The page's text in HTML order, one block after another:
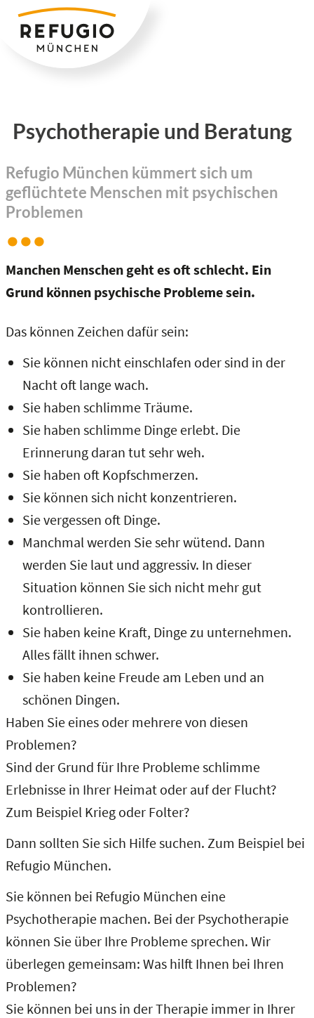
Zum
Inhalt
springen
Psychotherapie und Beratung
Refugio München kümmert sich um
geflüchtete Menschen mit psychischen
Problemen
Manchen Menschen geht es oft schlecht. Ein
Grund können psychische Probleme sein.
Das können Zeichen dafür sein:
Sie können nicht einschlafen oder sind in der
Nacht oft lange wach.
Sie haben schlimme Träume.
Sie haben schlimme Dinge erlebt. Die
Erinnerung daran tut sehr weh.
Sie haben oft Kopfschmerzen.
Sie können sich nicht konzentrieren.
Sie vergessen oft Dinge.
Manchmal werden Sie sehr wütend. Dann
werden Sie laut und aggressiv. In dieser
Situation können Sie sich nicht mehr gut
kontrollieren.
Sie haben keine Kraft, Dinge zu unternehmen.
Alles fällt ihnen schwer.
Sie haben keine Freude am Leben und an
schönen Dingen.
Haben Sie eines oder mehrere von diesen
Problemen?
Sind der Grund für Ihre Probleme schlimme
Erlebnisse in Ihrer Heimat oder auf der Flucht?
Zum Beispiel Krieg oder Folter?
Dann sollten Sie sich Hilfe suchen. Zum Beispiel bei
Refugio München.
Sie können bei Refugio München eine
Psychotherapie machen. Bei der Psychotherapie
können Sie über Ihre Probleme sprechen. Wir
überlegen gemeinsam: Was hilft Ihnen bei Ihren
Problemen?
Sie können bei uns in der Therapie immer in Ihrer